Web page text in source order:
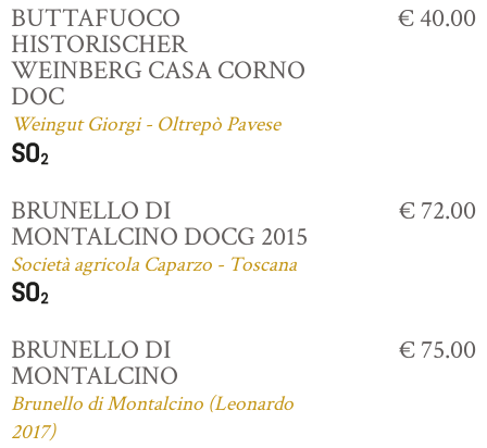
BUTTAFUOCO
HISTORISCHER
WEINBERG CASA CORNO
DOC
Weingut Giorgi - Oltrepò Pavese
€ 40.00
BRUNELLO DI
MONTALCINO DOCG 2015
Società agricola Caparzo - Toscana
€ 72.00
BRUNELLO DI
MONTALCINO
Brunello di Montalcino (Leonardo
2017)
€ 75.00